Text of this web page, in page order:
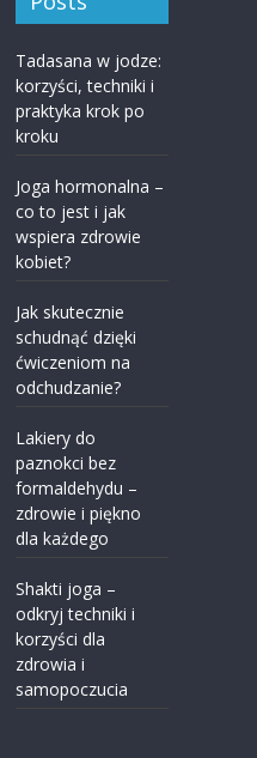
Tadasana w jodze:
korzyści, techniki i
praktyka krok po
kroku
Joga hormonalna –
co to jest i jak
wspiera zdrowie
kobiet?
Jak skutecznie
schudnąć dzięki
ćwiczeniom na
odchudzanie?
Lakiery do
paznokci bez
formaldehydu –
zdrowie i piękno
dla każdego
Shakti joga –
odkryj techniki i
korzyści dla
zdrowia i
samopoczucia